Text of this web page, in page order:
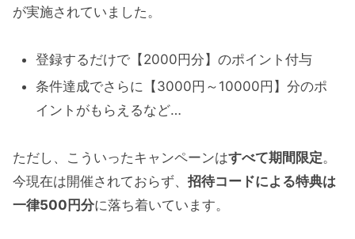
が実施されていました。
登録するだけで【2000円分】のポイント付与
条件達成でさらに【3000円～10000円】分のポ
イントがもらえるなど…
ただし、こういったキャンペーンはすべて期間限定。
今現在は開催されておらず、 招待コードによる特典は
一律500円分に落ち着いています。